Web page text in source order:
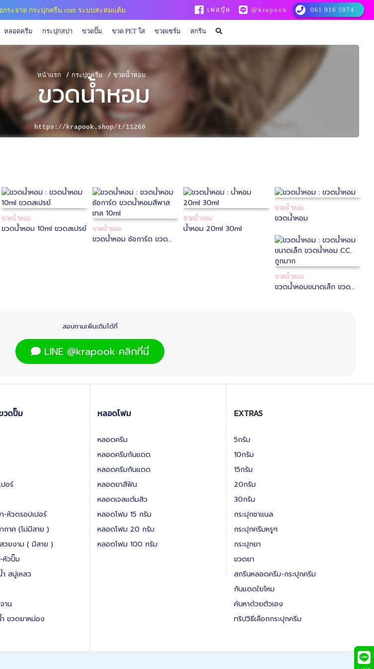
ระจาย กระปุกครีม.com ระบบสะสมแต้ม เฟสบุ๊ค @krapook 061 916 5974
หลอดครีม กระปุกสปา ขวดปั๊ม ขวด PET ใส ขวดเซรั่ม สกรีน
หน้าแรก / กระปุกครีม / ขวดน้ำหอม
ขวดน้ำหอม
https://krapook.shop/t/11260
ขวดน้ำหอม
ขวดน้ำหอม 10ml ขวดสเปรย์ ขวดน้ำหอม
ขวดน้ำหอม ซ้อการ์ด ขวด
ขวดน้ำหอม
น้ำหอม 20ml 30ml
ขวดน้ำหอม
ขวดน้ำหอม
ขวดน้ำหอม
ขวดน้ำหอมขนาดเล็ก ขวด
สอบถามเพิ่มเติมได้ที่
LINE @krapook คลิกที่นี่
วดปั๊ม
อร์
-หัวดรอปเปอร์
าศ (ไม่มีสาย )
วยงาม ( มีสาย )
หัวปั๊ม
สบู่เหลว
าน
ขวดยาหม่อง
หลอดโฟม
หลอดครีม
หลอดครีมกันแดด
หลอดครีมกันแดด
หลอดยาสีฟัน
หลอดเจลแต้มสิว
หลอดโฟม 15 กรัม
หลอดโฟม 20 กรัม
หลอดโฟม 100 กรัม
EXTRAS
5กรัม
10กรัม
15กรัม
20กรัม
30กรัม
กระปุกชาแนล
กระปุกครีมหรูๆ
กระปุกยา
ขวดยา
สกรีนหลอดครีม-กระปุกครีม
กันแดดใยไหม
ค้นหาด้วยตัวเอง
ทริปวิธีเลือกกระปุกครีม